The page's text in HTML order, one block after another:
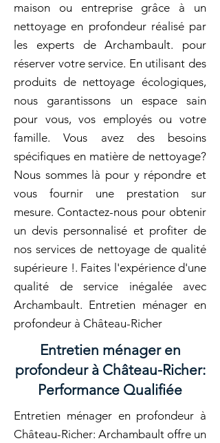
maison ou entreprise grâce à un
nettoyage en profondeur réalisé par
les experts de Archambault. pour
réserver votre service. En utilisant des
produits de nettoyage écologiques,
nous garantissons un espace sain
pour vous, vos employés ou votre
famille. Vous avez des besoins
spécifiques en matière de nettoyage?
Nous sommes là pour y répondre et
vous fournir une prestation sur
mesure. Contactez-nous pour obtenir
un devis personnalisé et profiter de
nos services de nettoyage de qualité
supérieure !. Faites l'expérience d'une
qualité de service inégalée avec
Archambault. Entretien ménager en
profondeur à Château-Richer
Entretien ménager en
profondeur à Château-Richer:
Performance Qualifiée
Entretien ménager en profondeur à
Château-Richer: Archambault offre un